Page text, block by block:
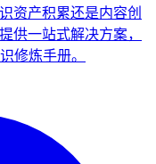
资产积累还是内容创
供一站式解决方案，
修炼手册。